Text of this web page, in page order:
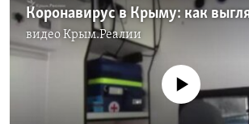
видео Крым.Реалии
No media source currently